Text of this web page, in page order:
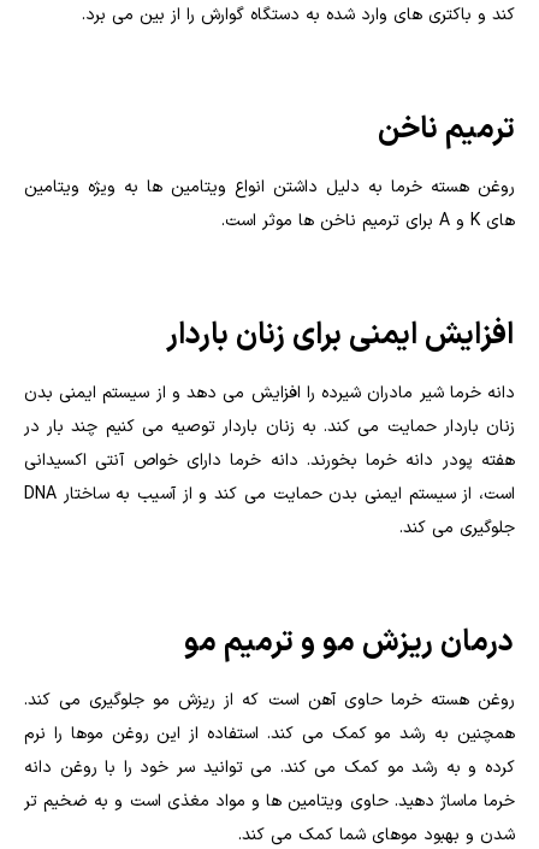
کند و باکتری های وارد شده به دستگاه گوارش را از بین می برد.
ترمیم ناخن
روغن هسته خرما به دلیل داشتن انواع ویتامین ها به ویژه ویتامین
های K و A برای ترمیم ناخن ها موثر است.
افزایش ایمنی برای زنان باردار
دانه خرما شیر مادران شیرده را افزایش می دهد و از سیستم ایمنی بدن
زنان باردار حمایت می کند. به زنان باردار توصیه می کنیم چند بار در
هفته پودر دانه خرما بخورند. دانه خرما دارای خواص آنتی اکسیدانی
است، از سیستم ایمنی بدن حمایت می کند و از آسیب به ساختار DNA
جلوگیری می کند.
درمان ریزش مو و ترمیم مو
روغن هسته خرما حاوی آهن است که از ریزش مو جلوگیری می کند.
همچنین به رشد مو کمک می کند. استفاده از این روغن موها را نرم
کرده و به رشد مو کمک می کند. می توانید سر خود را با روغن دانه
خرما ماساژ دهید. حاوی ویتامین ها و مواد مغذی است و به ضخیم تر
شدن و بهبود موهای شما کمک می کند.